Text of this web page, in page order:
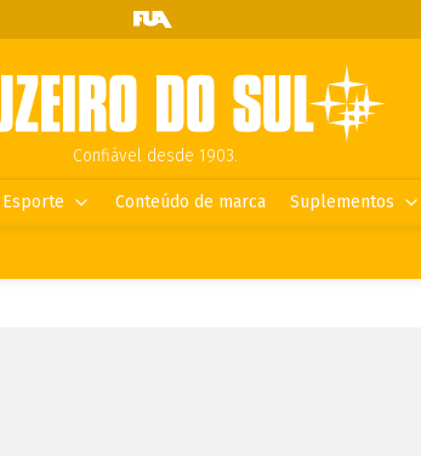
Confiável desde 1903.
Esporte Conteúdo de marca Suplementos